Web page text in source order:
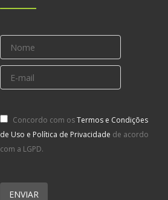
Concordo com osTermos e Condições
de Uso e Política de Privacidade de acordo
com a LGPD.